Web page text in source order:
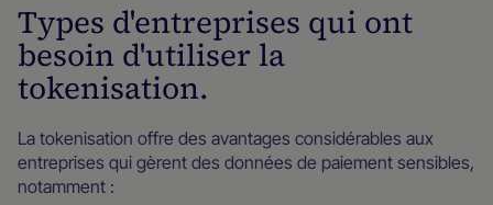
Types d'entreprises qui ont
besoin d'utiliser la
tokenisation.
La tokenisation offre des avantages considérables aux
entreprises qui gèrent des données de paiement sensibles,
notamment :